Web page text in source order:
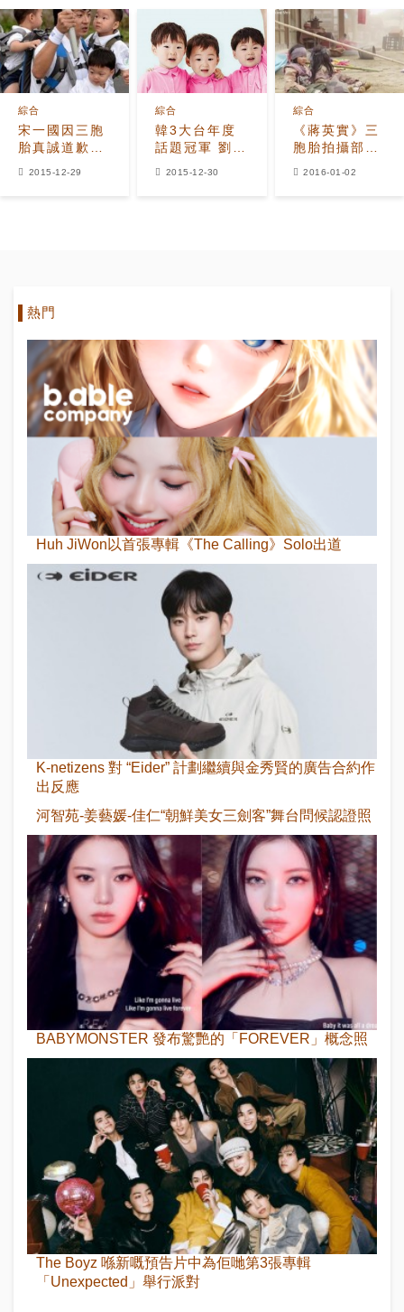
宋一國因三胞
胎真誠道歉
「我身體不好
綜合
2015-12-29
韓3大台年度
話題冠軍 劉在
石宋家三胞胎
綜合
2015-12-30
《蔣英實》三
胞胎拍攝部分
公開 民國鏡頭
綜合
2016-01-02
熱門
Huh JiWon以首張專輯《The Calling》Solo出道
K-netizens 對 “Eider” 計劃繼續與金秀賢的廣告合約作
出反應
河智苑-姜藝媛-佳仁“朝鮮美女三劍客”舞台問候認證照
BABYMONSTER 發布驚艷的「FOREVER」概念照
The Boyz 喺新嘅預告片中為佢哋第3張專輯
「Unexpected」舉行派對